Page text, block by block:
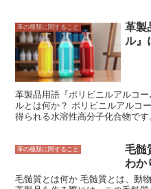
品、家電製品、医療機器、化粧
います。アクリル樹脂は、その
使用され続けることが予想されま
革の種類に関すること
革製
ル』
革製品用語『ポリビニルアルコール』について
ルとは何か？ ポリビニルアルコールとは、酢酸ビニルを重合させて
得られる水溶性高分子化合物で
す。 食品分野では、ポリビニルアルコールは、清涼飲料水やビール
の透明化剤、ソースやケチャッ
ベットの安定剤などとして使用
ビニルアルコールは、化粧水や
革の種類に関すること
毛髄
わか
毛髄質とは何か 毛髄質とは、動物の毛の芯にある部分のことです。